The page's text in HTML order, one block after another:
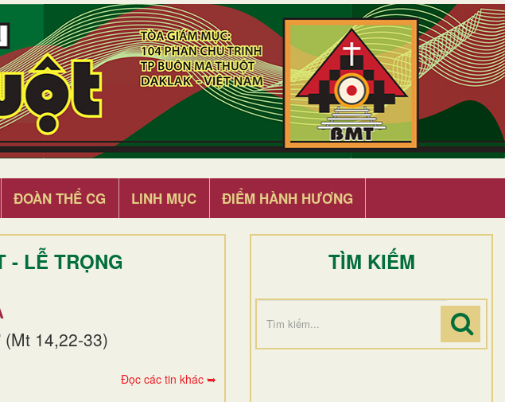
ĐOÀN THỂ CG LINH MỤC ĐIỂM HÀNH HƯƠNG
- LỄ TRỌNG
(Mt 14,22-33)
Đọc các tin khác ➥
TÌM KIẾM